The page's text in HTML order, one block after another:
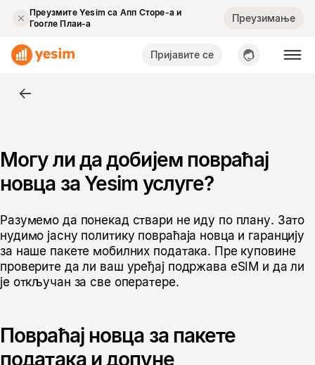
Преузмите Yesim са Апп Сторе-а и
Гоогле Плаи-а
Преузимање
Пријавите се
Могу ли да добијем повраћај
новца за Yesim услуге?
Разумемо да понекад ствари не иду по плану. Зато
нудимо јасну политику повраћаја новца и гаранцију
за наше пакете мобилних података. Пре куповине
проверите да ли ваш уређај подржава eSIM и да ли
је откључан за све оператере.
Повраћај новца за пакете
података и допуне